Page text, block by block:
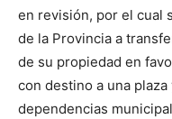
en revisión, por el cual
de la Provincia a
de su propiedad en
con destino a una
dependencias